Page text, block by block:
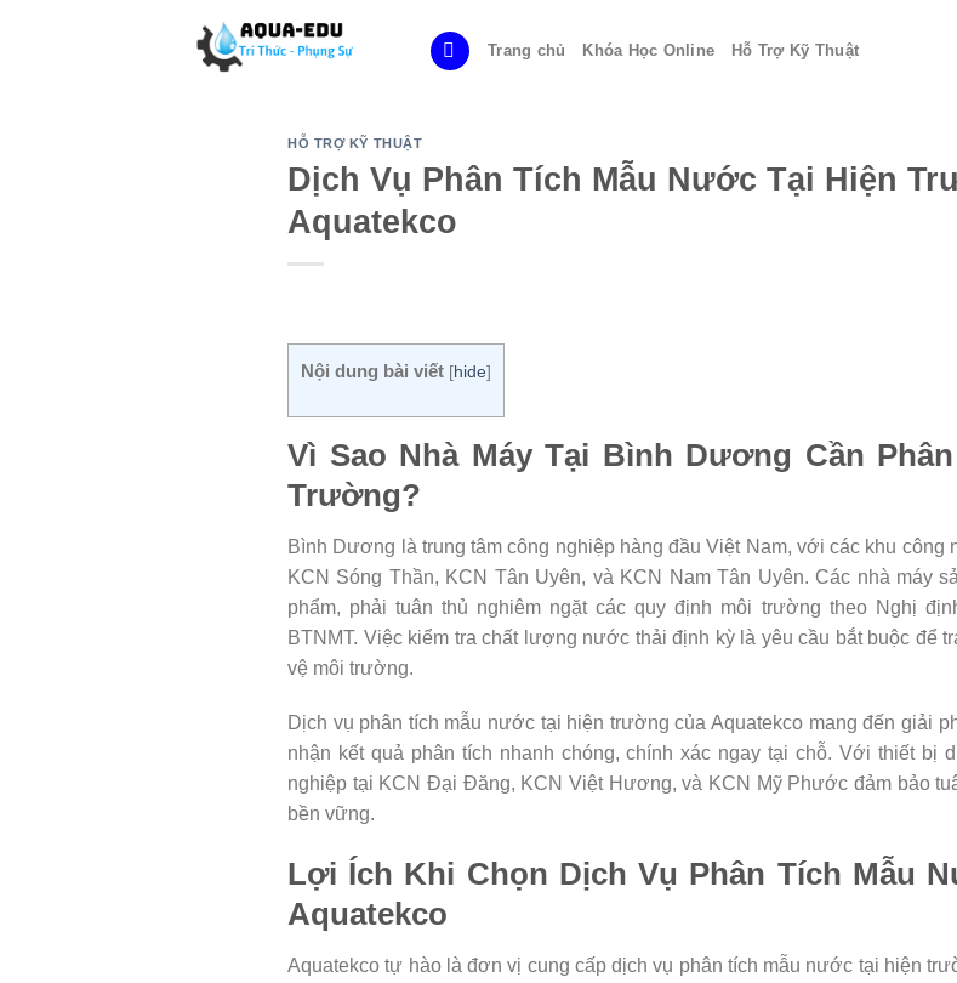
Trang chủ Khóa Học Online Hỗ Trợ Kỹ Thuật
HỖ TRỢ KỸ THUẬT
Dịch Vụ Phân Tích Mẫu Nước Tại Hiện
Aquatekco
Nội dung bài viết [hide]
Vì Sao Nhà Máy Tại Bình Dương Cần
Trường?
Bình Dương là trung tâm công nghiệp hàng đầu Việt Nam, với các khu công
KCN Sóng Thần, KCN Tân Uyên, và KCN Nam Tân Uyên. Các nhà máy
phẩm, phải tuân thủ nghiêm ngặt các quy định môi trường theo Nghị
BTNMT. Việc kiểm tra chất lượng nước thải định kỳ là yêu cầu bắt buộc để
vệ môi trường.
Dịch vụ phân tích mẫu nước tại hiện trường của Aquatekco mang đến giải
nhận kết quả phân tích nhanh chóng, chính xác ngay tại chỗ. Với thiết bị
nghiệp tại KCN Đại Đăng, KCN Việt Hương, và KCN Mỹ Phước đảm bảo
bền vững.
Lợi Ích Khi Chọn Dịch Vụ Phân Tích Mẫu
Aquatekco
Aquatekco tự hào là đơn vị cung cấp dịch vụ phân tích mẫu nước tại hiện